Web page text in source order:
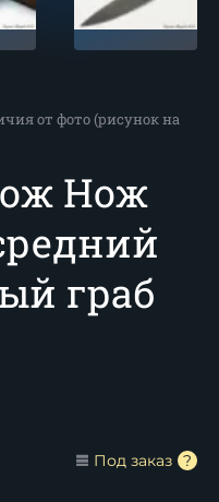
от фото (рисунок на
Нож
граб
Под заказ